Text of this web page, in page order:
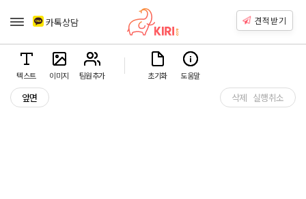
카톡상담 견적받기
텍스트 이미지 팀원추가 초기화 도움말
앞면 삭제 실행취소